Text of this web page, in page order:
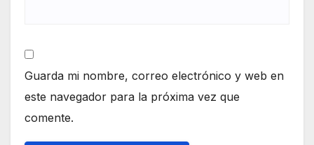
Guarda mi nombre, correo electrónico y web en
este navegador para la próxima vez que
comente.